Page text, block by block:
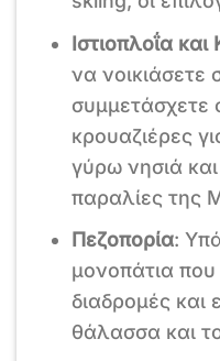
Ιστιοπλοΐα
να νοικιάσετε
συμμετάσχετε
κρουαζιέρες
γύρω νησιά
παραλίες της
Πεζοπορία:
μονοπάτια
διαδρομές και
θάλασσα και